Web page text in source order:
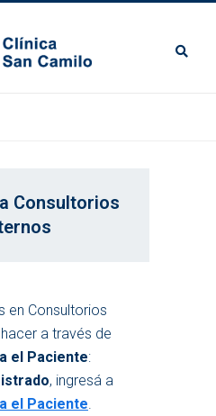
Consultorios
en Consultorios
a través de
el Paciente:
, ingresá a
el Paciente.